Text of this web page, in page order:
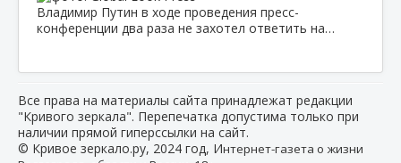
Владимир Путин в ходе проведения пресс-
конференции два раза не захотел ответить на…
Все права на материалы сайта принадлежат редакции
"Кривого зеркала". Перепечатка допустима только при
наличии прямой гиперссылки на сайт.
© Кривое зеркало.ру, 2024 год, Интернет-газета о жизни